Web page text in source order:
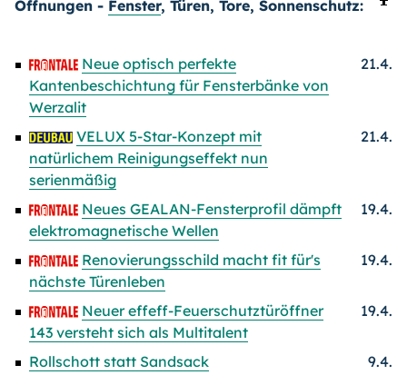
Öffnungen - Fenster, Türen, Tore, Sonnenschutz:
Neue optisch perfekte
Kantenbeschichtung für Fensterbänke von
Werzalit
21.4.
VELUX 5-Star-Konzept mit
natürlichem Reinigungseffekt nun
serienmäßig
21.4.
Neues GEALAN-Fensterprofil dämpft
elektromagnetische Wellen
19.4.
Renovierungsschild macht fit für's
nächste Türenleben
19.4.
Neuer effeff-Feuerschutztüröffner
143 versteht sich als Multitalent
19.4.
Rollschott statt Sandsack 9.4.